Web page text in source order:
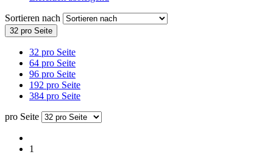
Sortieren nach
32 pro Seite
32 pro Seite
64 pro Seite
96 pro Seite
192 pro Seite
384 pro Seite
pro Seite
1